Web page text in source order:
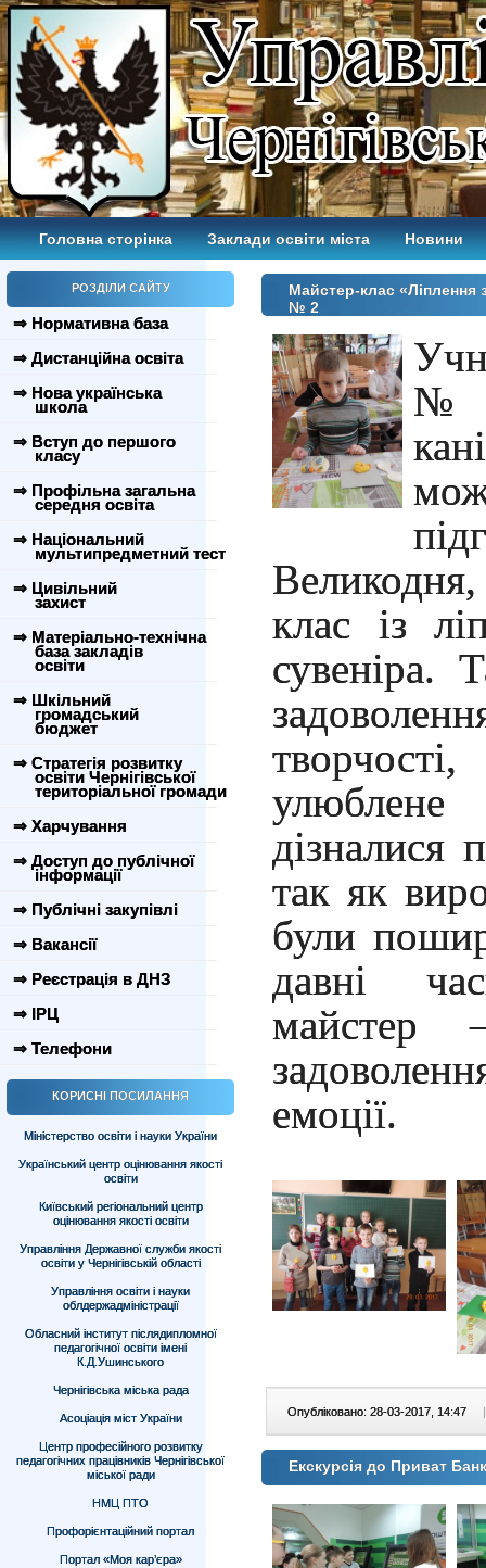
Головна сторінка Заклади освіти міста Новини
РОЗДІЛИ САЙТУ
⇒ Нормативна база
⇒ Дистанційна освіта
⇒ Нова українська
школа
⇒ Вступ до першого
класу
⇒ Профільна загальна
середня освіта
⇒ Національний
мультипредметний тест
⇒ Цивільний
захист
⇒ Матеріально-технічна
база закладів
освіти
⇒ Шкільний
громадський
бюджет
⇒ Стратегія розвитку
освіти Чернігівської
територіальної громади
⇒ Харчування
⇒ Доступ до публічної
інформації
⇒ Публічні закупівлі
⇒ Вакансії
⇒ Реєстрація в ДНЗ
⇒ ІРЦ
⇒ Телефони
КОРИСНІ ПОСИЛАННЯ
Міністерство освіти і науки України
Український центр оцінювання якості
освіти
Київський регіональний центр
оцінювання якості освіти
Управління Державної служби якості
освіти у Чернігівській області
Управління освіти і науки
облдержадміністрації
Обласний інститут післядипломної
педагогічної освіти імені
К.Д.Ушинського
Чернігівська міська рада
Асоціація міст України
Центр професійного розвитку
педагогічних працівників Чернігівської
міської ради
НМЦ ПТО
Профорієнтаційний портал
Портал «Моя кар’єра»
Майстер-клас «Ліплення
№ 2
клас із
сувеніра.
дізналися
так як
були
давні
майстер
емоції.
Опубліковано: 28-03-2017, 14:47 |
Екскурсія до Приват